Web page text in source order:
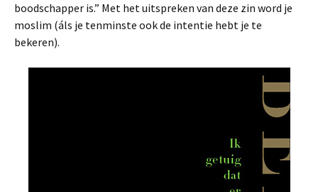
boodschapper is.” Met het uitspreken van deze zin word je
moslim (áls je tenminste ook de intentie hebt je te
bekeren).